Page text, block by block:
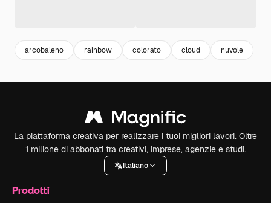
arcobaleno rainbow colorato cloud nuvole
La piattaforma creativa per realizzare i tuoi migliori lavori. Oltre
1 milione di abbonati tra creativi, imprese, agenzie e studi.
Italiano
Prodotti